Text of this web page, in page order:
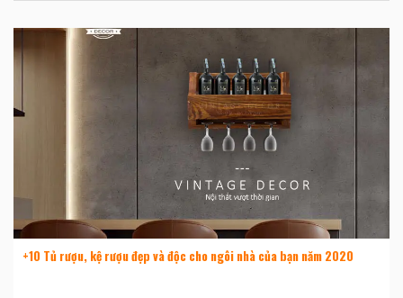
+10 Tủ rượu, kệ rượu đẹp và độc cho ngôi nhà của bạn năm 2020